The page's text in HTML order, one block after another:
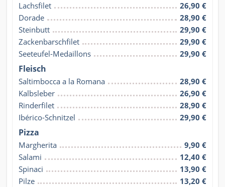
Lachsfilet
26,90 €
Dorade
28,90 €
Steinbutt
29,90 €
Zackenbarschfilet
29,90 €
Seeteufel-Medaillons
29,90 €
Fleisch
Saltimbocca a la Romana
28,90 €
Kalbsleber
26,90 €
Rinderfilet
28,90 €
Ibérico-Schnitzel
29,90 €
Pizza
Margherita
9,90 €
Salami
12,40 €
Spinaci
13,90 €
Pilze
13,20 €